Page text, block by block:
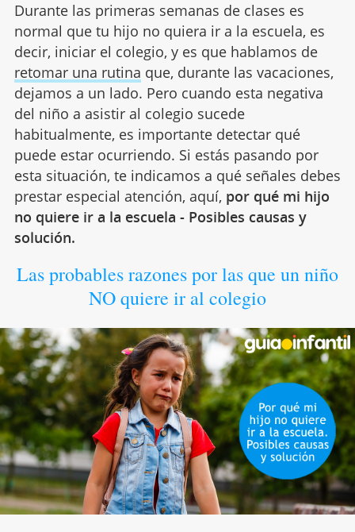
Durante las primeras semanas de clases es
normal que tu hijo no quiera ir a la escuela, es
decir, iniciar el colegio, y es que hablamos de
retomar una rutina que, durante las vacaciones,
dejamos a un lado. Pero cuando esta negativa
del niño a asistir al colegio sucede
habitualmente, es importante detectar qué
puede estar ocurriendo. Si estás pasando por
esta situación, te indicamos a qué señales debes
prestar especial atención, aquí, por qué mi hijo
no quiere ir a la escuela - Posibles causas y
solución.
Las probables razones por las que un niño
NO quiere ir al colegio